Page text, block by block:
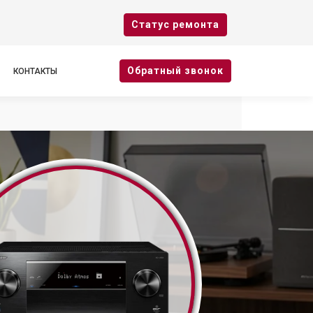
Cтатус ремонта
КОНТАКТЫ Oбратный звонок